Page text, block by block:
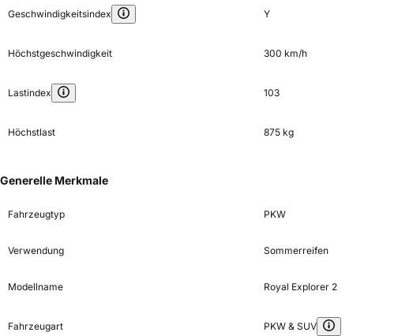
Geschwindigkeitsindex Y
Höchstgeschwindigkeit 300 km/h
Lastindex 103
Höchstlast 875 kg
Generelle Merkmale
Fahrzeugtyp PKW
Verwendung Sommerreifen
Modellname Royal Explorer 2
Fahrzeugart PKW & SUV